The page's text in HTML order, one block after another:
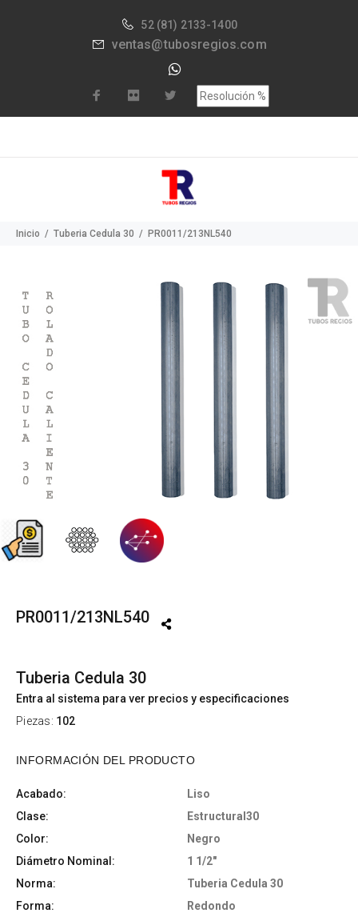
52 (81) 2133-1400
ventas@tubosregios.com
Inicio Tuberia Cedula 30 PR0011/213NL540
PR0011/213NL540
Tuberia Cedula 30
Entra al sistema para ver precios y especificaciones
Piezas: 102
INFORMACIÓN DEL PRODUCTO
Acabado:
Liso
Clase:
Estructural30
Color:
Negro
Diámetro Nominal:
1 1/2"
Norma:
Tuberia Cedula 30
Forma:
Redondo